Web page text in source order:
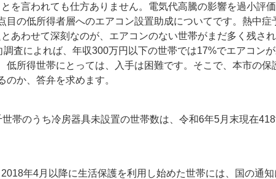
を言われても仕方ありません。電気代高騰の影響を過小評
目の低所得者層へのエアコン設置助成についてです。熱中
あわせて深刻なのが、エアコンのない世帯がまだ多く残さ
査によれば、年収300万円以下の世帯では17%でエアコン
低所得世帯にとっては、入手は困難です。そこで、本市の保
か、答弁を求めます。
帯のうち冷房器具未設置の世帯数は、令和6年5月末現在
年4月以降に生活保護を利用し始めた世帯には、国の通